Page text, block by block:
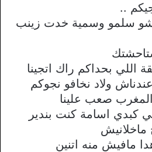
..
سلمو وسمية خدت زينب
بحداكم راك اتجينا
وﻻد نخافو نجوكم
المغرب صعب علينا
كبدي اسامة كنت بندير
ماخلانيش
مافيش منه اتنين